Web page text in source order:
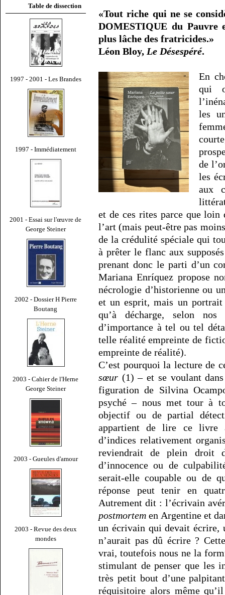
Table de dissection
1997 - 2001 - Les Brandes
1997 - Immédiatement
2001 - Essai sur l'œuvre de
George Steiner
2002 - Dossier H Pierre
Boutang
2003 - Cahier de l'Herne
George Steiner
2003 - Gueules d'amour
2003 - Revue des deux
mondes
«Tout riche qui ne se
DOMESTIQUE du Pauvre
plus lâche des fratricides.»
Léon Bloy, Le Désespéré.
En
qui
les
de
les
aux
et de ces rites parce que loin
l’art (mais peut-être pas
de la crédulité spéciale qui
à prêter le flanc aux
prenant donc le parti d’un
Mariana Enríquez propose
nécrologie d’historienne ou
et un esprit, mais un
qu’à décharge, selon
d’importance à tel ou tel
telle réalité empreinte de
empreinte de réalité).
C’est pourquoi la lecture de
sœur (1) – et se voulant
figuration de Silvina
psyché – nous met tour à
objectif ou de partial
appartient de lire ce livre
d’indices relativement
reviendrait de plein droit
d’innocence ou de
serait-elle coupable ou de
réponse peut tenir en
Autrement dit : l’écrivain
postmortem en Argentine et
un écrivain qui devait écrire,
n’aurait pas dû écrire ?
vrai, toutefois nous ne la
stimulant de penser que les
très petit bout d’une
réquisitoire alors même